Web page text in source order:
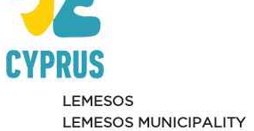
LEMESOS
LEMESOS MUNICIPALITY